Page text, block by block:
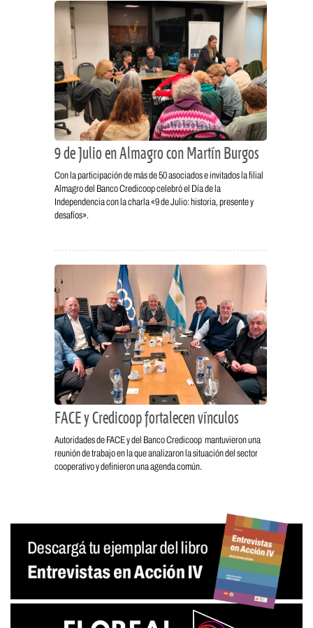
9 de Julio en Almagro con Martín Burgos
Con la participación de más de 50 asociados e invitados la filial
Almagro del Banco Credicoop celebró el Día de la
Independencia con la charla «9 de Julio: historia, presente y
desafíos».
FACE y Credicoop fortalecen vínculos
Autoridades de FACE y del Banco Credicoop mantuvieron una
reunión de trabajo en la que analizaron la situación del sector
cooperativo y definieron una agenda común.